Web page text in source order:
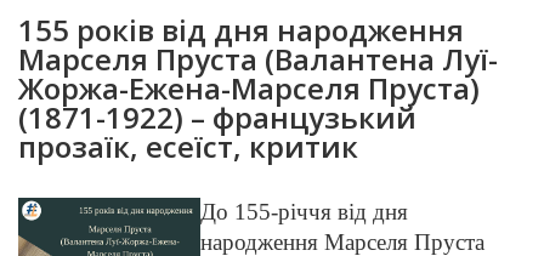
155 років від дня народження
Марселя Пруста (Валантена Луї-
Жоржа-Ежена-Марселя Пруста)
(1871-1922) – французький
прозаїк, есеїст, критик
До 155-річчя від дня
народження Марселя Пруста